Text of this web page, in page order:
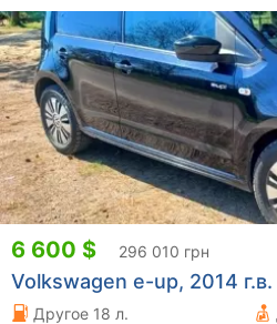
6 600 $ 296 010 грн
Volkswagen e-up, 2014 г.в.
Другое 18 л.